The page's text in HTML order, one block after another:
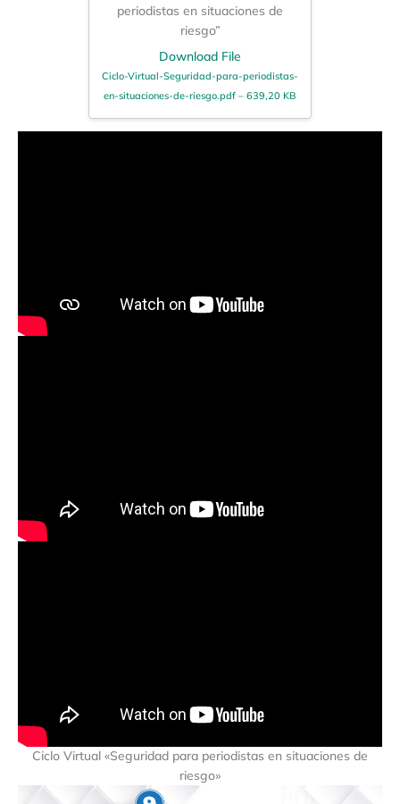
periodistas en situaciones de
riesgo”
Download File
Ciclo-Virtual-Seguridad-para-periodistas-
en-situaciones-de-riesgo.pdf – 639,20 KB
Ciclo Virtual «Seguridad para periodistas en situaciones de
riesgo»